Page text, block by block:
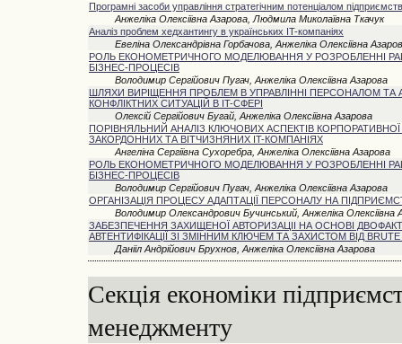
Програмні засоби управління стратегічним потенціалом
Анжеліка Олексіївна Азарова, Людмила Миколаївна Ткачук
Аналіз проблем хедхантингу в українських IT-компаніях
Евеліна Олександрівна Горбачова, Анжеліка Олексіївна
РОЛЬ ЕКОНОМЕТРИЧНОГО МОДЕЛЮВАННЯ У РОЗРОБЛЕННІ
БІЗНЕС-ПРОЦЕСІВ
Володимир Сергійович Пугач, Анжеліка Олексіївна Азарова
ШЛЯХИ ВИРІЩЕННЯ ПРОБЛЕМ В УПРАВЛІННІ ПЕРСОНАЛОМ ТА
КОНФЛІКТНИХ СИТУАЦІЙ В IT-СФЕРІ
Олексій Сергійович Бугай, Анжеліка Олексіївна Азарова
ПОРІВНЯЛЬНИЙ АНАЛІЗ КЛЮЧОВИХ АСПЕКТІВ КОРПОРАТИВНОЇ
ЗАКОРДОННИХ ТА ВІТЧИЗНЯНИХ IT-КОМПАНІЯХ
Ангеліна Сергіївна Сухоребра, Анжеліка Олексіївна Азарова
РОЛЬ ЕКОНОМЕТРИЧНОГО МОДЕЛЮВАННЯ У РОЗРОБЛЕННІ
БІЗНЕС-ПРОЦЕСІВ
Володимир Сергійович Пугач, Анжеліка Олексіївна Азарова
ОРГАНІЗАЦІЯ ПРОЦЕСУ АДАПТАЦІЇ ПЕРСОНАЛУ НА
Володимир Олександрович Бучинський, Анжеліка Олексіївна
ЗАБЕЗПЕЧЕННЯ ЗАХИЩЕНОЇ АВТОРИЗАЦІІ НА ОСНОВІ
АВТЕНТИФІКАЦІЇ ЗІ ЗМІННИМ КЛЮЧЕМ ТА ЗАХИСТОМ ВІД BRUTE
Данііл Андрійович Брухнов, Анжеліка Олексіївна Азарова
Секція економіки
менеджменту